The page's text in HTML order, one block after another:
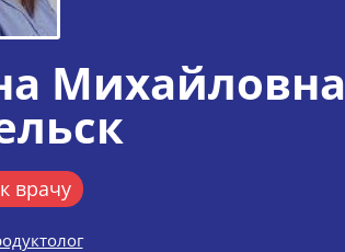
Михайловна
врачу